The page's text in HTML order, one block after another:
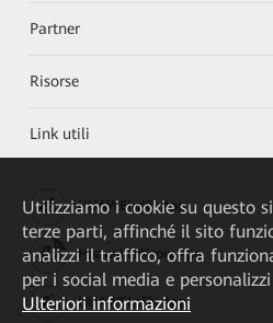
Partner
Risorse
Link utili
HUAWEI eKit App
Huawei HiKnow App
HUAWEI eFly App
Utilizziamo i cookie su questo
terze parti, affinché il sito
analizzi il traffico, offra
per i social media e
Ulteriori informazioni